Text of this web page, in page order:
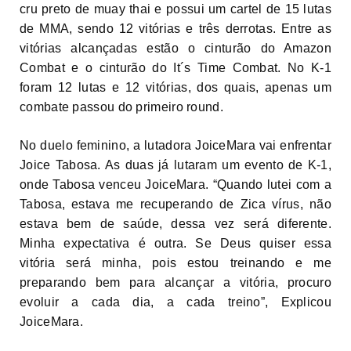
cru preto de muay thai e possui um cartel de 15 lutas
de MMA, sendo 12 vitórias e três derrotas. Entre as
vitórias alcançadas estão o cinturão do Amazon
Combat e o cinturão do It´s Time Combat. No K-1
foram 12 lutas e 12 vitórias, dos quais, apenas um
combate passou do primeiro round.
No duelo feminino, a lutadora JoiceMara vai enfrentar
Joice Tabosa. As duas já lutaram um evento de K-1,
onde Tabosa venceu JoiceMara. “Quando lutei com a
Tabosa, estava me recuperando de Zica vírus, não
estava bem de saúde, dessa vez será diferente.
Minha expectativa é outra. Se Deus quiser essa
vitória será minha, pois estou treinando e me
preparando bem para alcançar a vitória, procuro
evoluir a cada dia, a cada treino”, Explicou
JoiceMara.